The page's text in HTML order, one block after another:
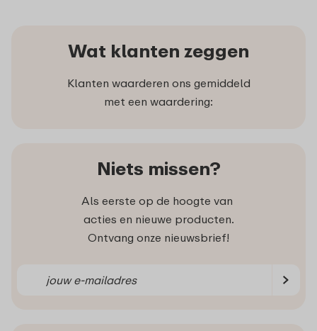
Wat klanten zeggen
Klanten waarderen ons gemiddeld
met een waardering:
Niets missen?
Als eerste op de hoogte van
acties en nieuwe producten.
Ontvang onze nieuwsbrief!